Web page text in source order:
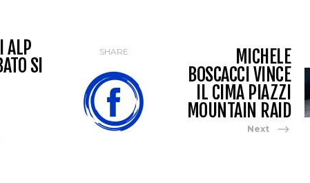
ALP
SI
SHARE
MICHELE
BOSCACCI VINCE
IL CIMA PIAZZI
MOUNTAIN RAID
Next